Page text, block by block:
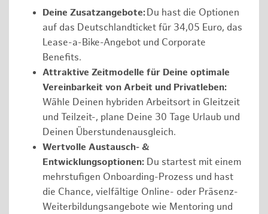
Deine Zusatzangebote: Du hast die Optionen
auf das Deutschlandticket für 34,05 Euro, das
Lease-a-Bike-Angebot und Corporate
Benefits.
Attraktive Zeitmodelle für Deine optimale
Vereinbarkeit von Arbeit und Privatleben:
Wähle Deinen hybriden Arbeitsort in Gleitzeit
und Teilzeit-, plane Deine 30 Tage Urlaub und
Deinen Überstundenausgleich.
Wertvolle Austausch- &
Entwicklungsoptionen: Du startest mit einem
mehrstufigen Onboarding-Prozess und hast
die Chance, vielfältige Online- oder Präsenz-
Weiterbildungsangebote wie Mentoring und